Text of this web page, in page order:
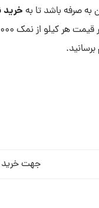
به صرفه باشد تا به
از نمک 1000 تومان باشد، با خرید
جهت خرید